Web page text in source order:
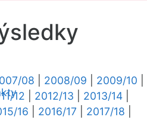
08 2008/09 2009/10
12 2012/13 2013/14
16 2016/17 2017/18